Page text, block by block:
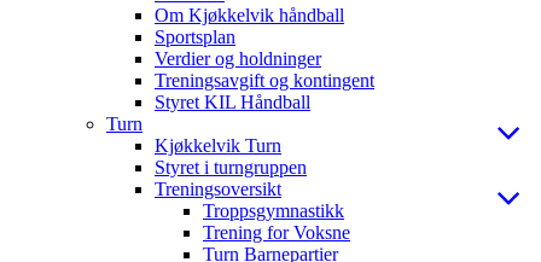
Om Kjøkkelvik håndball
Sportsplan
Verdier og holdninger
Treningsavgift og kontingent
Styret KIL Håndball
Turn
Kjøkkelvik Turn
Styret i turngruppen
Treningsoversikt
Troppsgymnastikk
Trening for Voksne
Turn Barnepartier